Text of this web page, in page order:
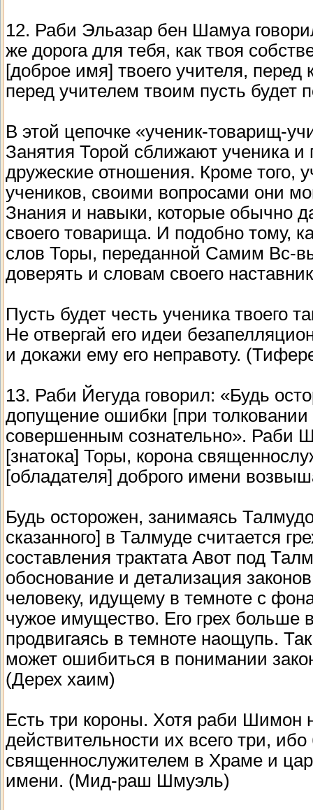
12. Раби Эльазар бен Шамуа
же дорога для тебя, как твоя
[доброе имя] твоего учителя, перед
перед учителем твоим пусть
В этой цепочке «ученик-товарищ-
Занятия Торой сближают ученика
дружеские отношения. Кроме того,
учеников, своими вопросами они
Знания и навыки, которые обычно
своего товарища. И подобно тому,
слов Торы, переданной Самим Вс-
доверять и словам своего
Пусть будет честь ученика твоего
Не отвергай его идеи
и докажи ему его неправоту.
13. Раби Йегуда говорил: «Будь
допущение ошибки [при толковании
совершенным сознательно». Раби
[знатока] Торы, корона
[обладателя] доброго имени
Будь осторожен, занимаясь
сказанного] в Талмуде считается
составления трактата Авот под
обоснование и детализация
человеку, идущему в темноте с
чужое имущество. Его грех больше
продвигаясь в темноте наощупь.
может ошибиться в понимании
(Дерех хаим)
Есть три короны. Хотя раби Шимон
действительности их всего три,
священнослужителем в Храме и
имени. (Мид-раш Шмуэль)